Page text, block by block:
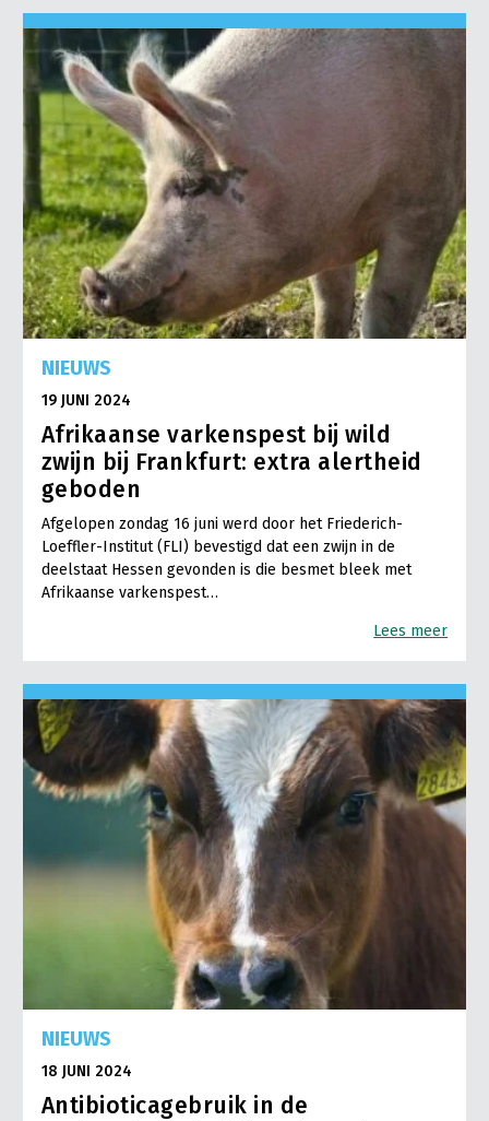
NIEUWS
19 JUNI 2024
Afrikaanse varkenspest bij wild
zwijn bij Frankfurt: extra alertheid
geboden
Afgelopen zondag 16 juni werd door het Friederich-
Loeffler-Institut (FLI) bevestigd dat een zwijn in de
deelstaat Hessen gevonden is die besmet bleek met
Afrikaanse varkenspest…
Lees meer
NIEUWS
18 JUNI 2024
Antibioticagebruik in de